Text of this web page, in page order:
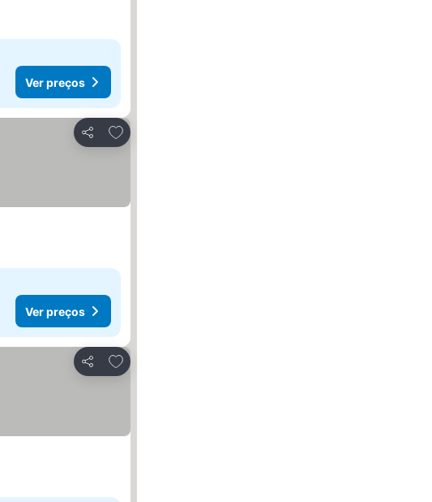
Ver preços
Partilhar
Adicionar aos favoritos
Ver preços
Partilhar
Adicionar aos favoritos